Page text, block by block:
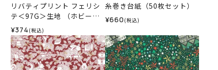
リバティプリント フェリシ
テ＜97G＞生地 （ホビーラ
ホビーレオリジナル）2026
SS
¥374 (税込)
糸巻き台紙（50枚セット）
¥660 (税込)